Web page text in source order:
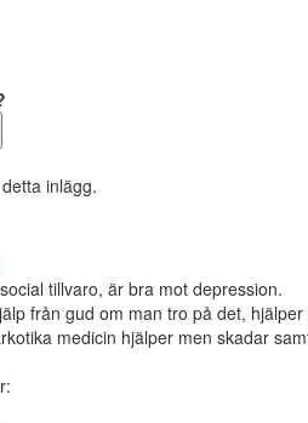
inlägg.
tillvaro, är bra mot depression.
från gud om man tro på det,
medicin hjälper men skadar